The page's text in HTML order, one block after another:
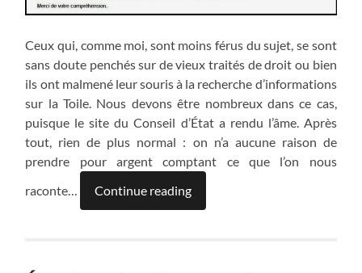
Ceux qui, comme moi, sont moins férus du sujet, se sont
sans doute penchés sur de vieux traités de droit ou bien
ils ont malmené leur souris à la recherche d’informations
sur la Toile. Nous devons être nombreux dans ce cas,
puisque le site du Conseil d’État a rendu l’âme. Après
tout, rien de plus normal : on n’a aucune raison de
prendre pour argent comptant ce que l’on nous
raconte…
Continue reading